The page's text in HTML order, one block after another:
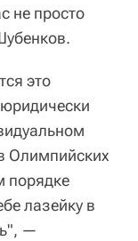
не просто
это
Олимпийских
порядке
лазейку в
—